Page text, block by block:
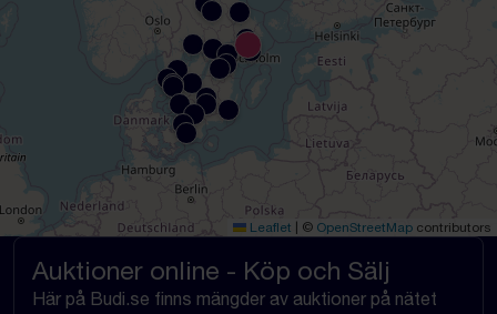
Leaflet © OpenStreetMap contributors
Auktioner online - Köp och Sälj
Här på Budi.se finns mängder av auktioner på nätet